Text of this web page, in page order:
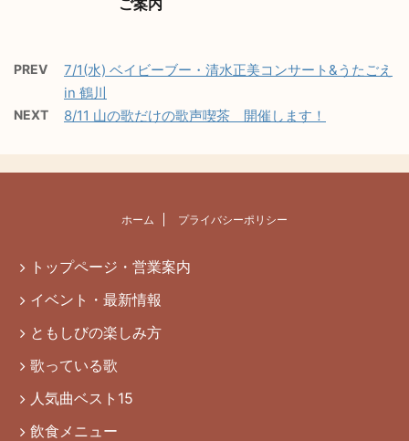
PREV
7/1(水) ベイビーブー・清水正美コンサート&うたごえ
in 鶴川
NEXT 8/11 山の歌だけの歌声喫茶 開催します！
ホーム プライバシーポリシー
トップページ・営業案内
イベント・最新情報
ともしびの楽しみ方
歌っている歌
人気曲ベスト15
飲食メニュー